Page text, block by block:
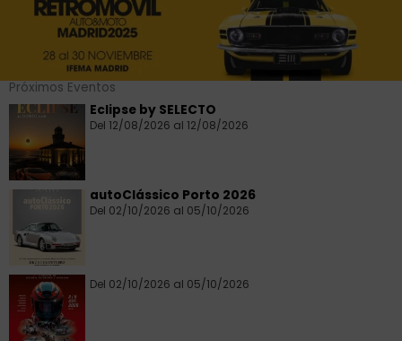
Próximos Eventos
Eclipse by SELECTO
Del 12/08/2026 al 12/08/2026
autoClássico Porto 2026
Del 02/10/2026 al 05/10/2026
Del 02/10/2026 al 05/10/2026